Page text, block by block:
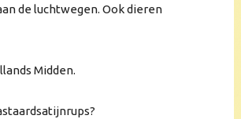
de luchtwegen. Ook dieren
Midden.